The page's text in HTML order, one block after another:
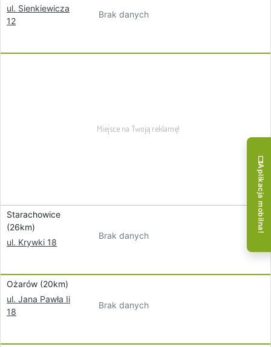
ul. Sienkiewicza
12
Brak danych
Starachowice
(26km)
ul. Krywki 18
Brak danych
Ożarów (20km)
ul. Jana Pawła Ii
18
Brak danych
Aplikacja mobilna!